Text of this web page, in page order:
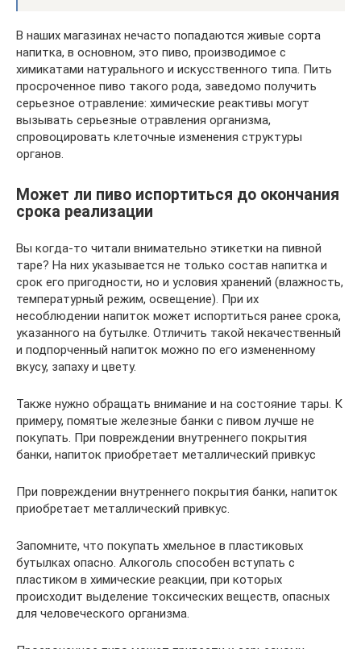
В наших магазинах нечасто попадаются живые сорта
напитка, в основном, это пиво, производимое с
химикатами натурального и искусственного типа. Пить
просроченное пиво такого рода, заведомо получить
серьезное отравление: химические реактивы могут
вызывать серьезные отравления организма,
спровоцировать клеточные изменения структуры
органов.
Может ли пиво испортиться до окончания
срока реализации
Вы когда-то читали внимательно этикетки на пивной
таре? На них указывается не только состав напитка и
срок его пригодности, но и условия хранений (влажность,
температурный режим, освещение). При их
несоблюдении напиток может испортиться ранее срока,
указанного на бутылке. Отличить такой некачественный
и подпорченный напиток можно по его измененному
вкусу, запаху и цвету.
Также нужно обращать внимание и на состояние тары. К
примеру, помятые железные банки с пивом лучше не
покупать. При повреждении внутреннего покрытия
банки, напиток приобретает металлический привкус
При повреждении внутреннего покрытия банки, напиток
приобретает металлический привкус.
Запомните, что покупать хмельное в пластиковых
бутылках опасно. Алкоголь способен вступать с
пластиком в химические реакции, при которых
происходит выделение токсических веществ, опасных
для человеческого организма.